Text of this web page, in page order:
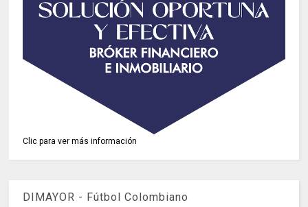
Clic para ver más información
DIMAYOR - Fútbol Colombiano